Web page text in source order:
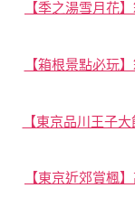
【季之湯雪月花
【箱根景點必玩
【東京品川王子
【東京近郊賞楓